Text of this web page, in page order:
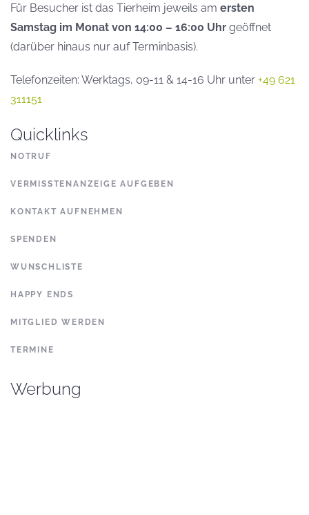
Für Besucher ist das Tierheim jeweils am ersten
Samstag im Monat von 14:00 – 16:00 Uhr geöffnet
(darüber hinaus nur auf Terminbasis).
Telefonzeiten: Werktags, 09-11 & 14-16 Uhr unter +49 621
311151
Quicklinks
NOTRUF
VERMISSTENANZEIGE AUFGEBEN
KONTAKT AUFNEHMEN
SPENDEN
WUNSCHLISTE
HAPPY ENDS
MITGLIED WERDEN
TERMINE
Werbung